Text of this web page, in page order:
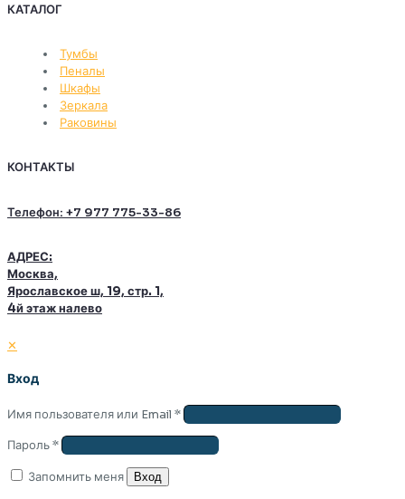
КАТАЛОГ
Тумбы
Пеналы
Шкафы
Зеркала
Раковины
КОНТАКТЫ
Телефон: +7 977 775-33-86
АДРЕС:
Москва,
Ярославское ш, 19, стр. 1,
4й этаж налево
✕
Вход
Имя пользователя или Email *
Пароль*
Запомнить меня Вход